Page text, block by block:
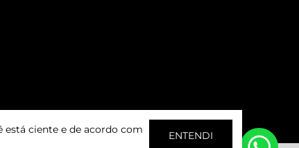
está ciente e de acordo com
ENTENDI